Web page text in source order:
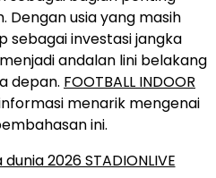
usia yang masih
sebagai investasi jangka
andalan lini belakang
depan. FOOTBALL INDOOR
menarik mengenai
ini.